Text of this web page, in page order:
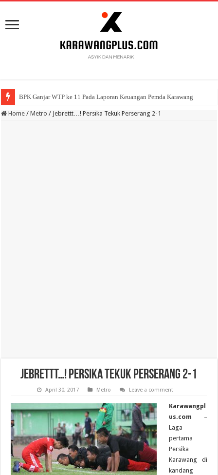
BPK Ganjar WTP ke 11 Pada Laporan Keuangan Pemda Karawang
Home / Metro / Jebrettt…! Persika Tekuk Perserang 2-1
Jebrettt…! Persika Tekuk Perserang 2-1
April 30, 2017 Metro Leave a comment
Karawangpl
us.com –
Laga
pertama
Persika
Karawang di
kandang